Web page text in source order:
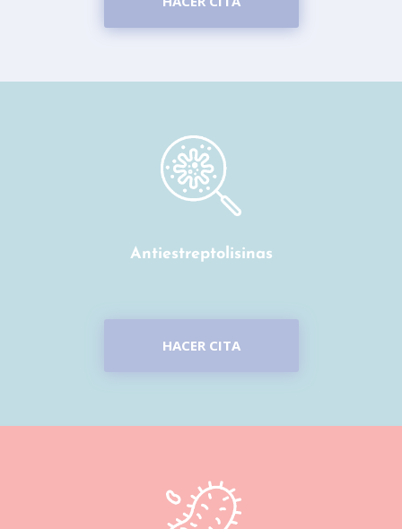
Antiestreptolisinas
HACER CITA